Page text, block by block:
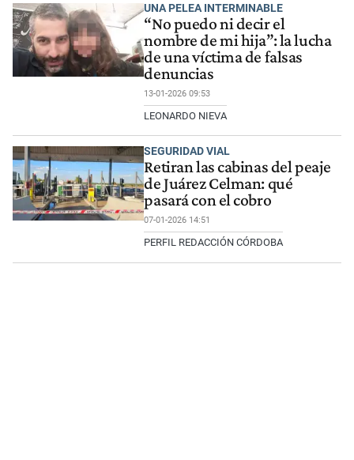
UNA PELEA INTERMINABLE
“No puedo ni decir el
nombre de mi hija”: la lucha
de una víctima de falsas
denuncias
13-01-2026 09:53
LEONARDO NIEVA
SEGURIDAD VIAL
Retiran las cabinas del peaje
de Juárez Celman: qué
pasará con el cobro
07-01-2026 14:51
PERFIL REDACCIÓN CÓRDOBA